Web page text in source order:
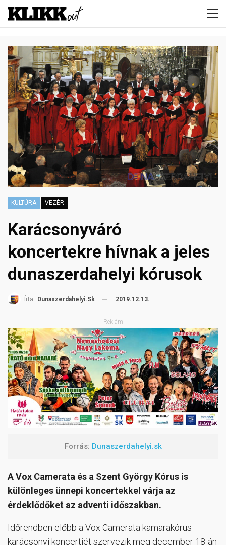
KULTÚRA VEZÉR
Karácsonyváró
koncertekre hívnak a jeles
dunaszerdahelyi kórusok
Írta: Dunaszerdahelyi.sk 2019.12.13.
Reklám
Forrás: Dunaszerdahelyi.sk
A Vox Camerata és a Szent György Kórus is
különleges ünnepi koncertekkel várja az
érdeklődőket az adventi időszakban.
Időrendben előbb a Vox Camerata kamarakórus
karácsonyi koncertjét szervezik meg december 18-án